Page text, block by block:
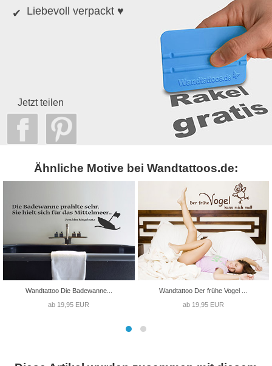
Liebevoll verpackt ♥
Jetzt teilen
Ähnliche Motive bei Wandtattoos.de:
Wandtattoo Die Badewanne...
ab 19,95 EUR
Wandtattoo Der frühe Vogel ...
ab 19,95 EUR